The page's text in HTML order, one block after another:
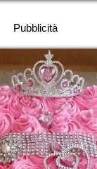
Pubblicità